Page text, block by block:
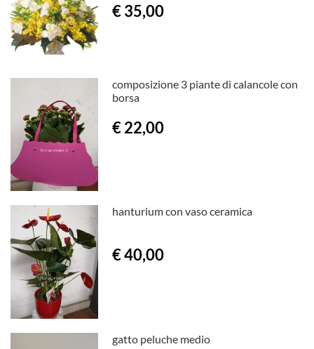
€ 35,00
composizione 3 piante di calancole con
borsa
€ 22,00
hanturium con vaso ceramica
€ 40,00
gatto peluche medio